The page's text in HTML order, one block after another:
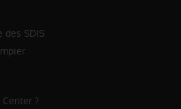
des SDIS
?